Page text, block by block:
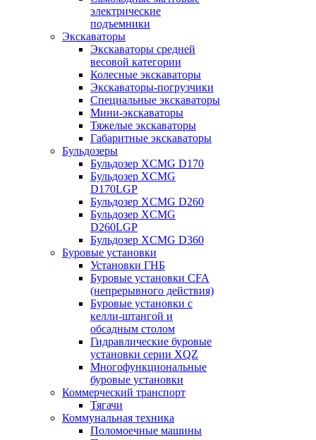
электрические
подъемники
Экскаваторы
Экскаваторы средней
весовой категории
Колесные экскаваторы
Экскаваторы-погрузчики
Специальные экскаваторы
Мини-экскаваторы
Тяжелые экскаваторы
Габаритные экскаваторы
Бульдозеры
Бульдозер XCMG D170
Бульдозер XCMG
D170LGP
Бульдозер XCMG D260
Бульдозер XCMG
D260LGP
Бульдозер XCMG D360
Буровые установки
Установки ГНБ
Буровые установки CFA
(непрерывного действия)
Буровые установки с
келли-штангой и
обсадным столом
Гидравлические буровые
установки серии XQZ
Многофункциональные
буровые установки
Коммерческий транспорт
Тягачи
Коммунальная техника
Поломоечные машины